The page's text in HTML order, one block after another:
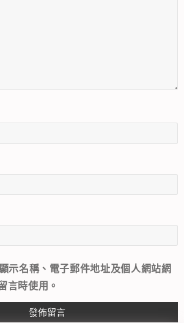
示名稱、電子郵件地址及個人網站網
言時使用。